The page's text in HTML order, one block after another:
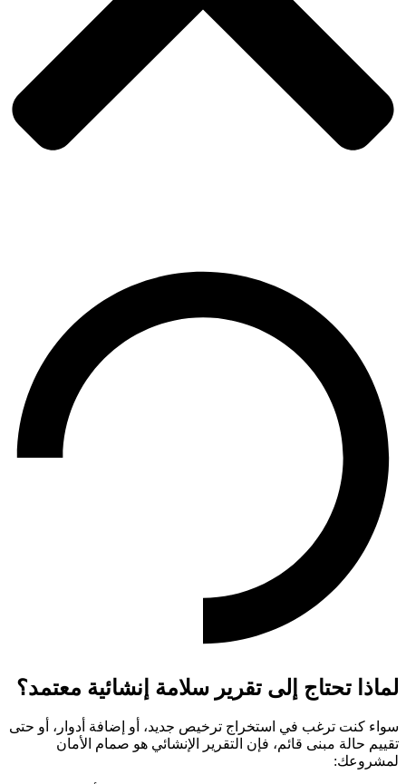
لماذا تحتاج إلى تقرير سلامة إنشائية معتمد؟
سواء كنت ترغب في استخراج ترخيص جديد، أو إضافة أدوار، أو حتى
تقييم حالة مبنى قائم، فإن التقرير الإنشائي هو صمام الأمان
لمشروعك: